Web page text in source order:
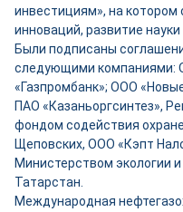
инвестициям», на
инноваций, развитие науки
Были подписаны
следующими компаниями:
«Газпромбанк»; ООО
ПАО «Казаньоргсинтез»,
фондом содействия
Щеповских, ООО «Кэпт
Министерством экологии
Татарстан.
Международная